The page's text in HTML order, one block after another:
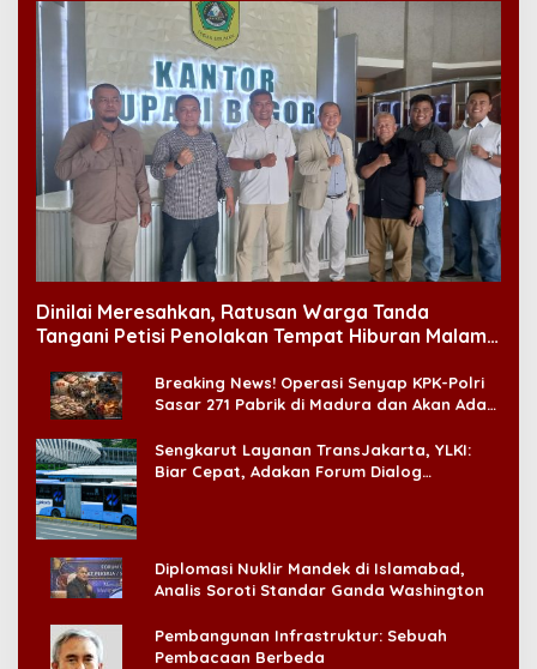
Dinilai Meresahkan, Ratusan Warga Tanda
Tangani Petisi Penolakan Tempat Hiburan Malam
Breaking News! Operasi Senyap KPK-Polri
Sasar 271 Pabrik di Madura dan Akan Ada
Sengkarut Layanan TransJakarta, YLKI:
Biar Cepat, Adakan Forum Dialog
Diplomasi Nuklir Mandek di Islamabad,
Analis Soroti Standar Ganda Washington
Pembangunan Infrastruktur: Sebuah
Pembacaan Berbeda